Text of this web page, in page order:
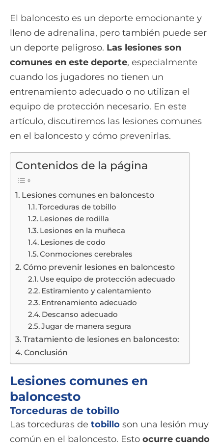
El baloncesto es un deporte emocionante y
lleno de adrenalina, pero también puede ser
un deporte peligroso. Las lesiones son
comunes en este deporte, especialmente
cuando los jugadores no tienen un
entrenamiento adecuado o no utilizan el
equipo de protección necesario. En este
artículo, discutiremos las lesiones comunes
en el baloncesto y cómo prevenirlas.
Contenidos de la página
Lesiones comunes en baloncesto
Torceduras de tobillo
Lesiones de rodilla
Lesiones en la muñeca
Lesiones de codo
Conmociones cerebrales
Cómo prevenir lesiones en baloncesto
Use equipo de protección adecuado
Estiramiento y calentamiento
Entrenamiento adecuado
Descanso adecuado
Jugar de manera segura
Tratamiento de lesiones en baloncesto:
Conclusión
Lesiones comunes en
baloncesto
Torceduras de tobillo
Las torceduras de tobillo son una lesión muy
común en el baloncesto. Esto ocurre cuando